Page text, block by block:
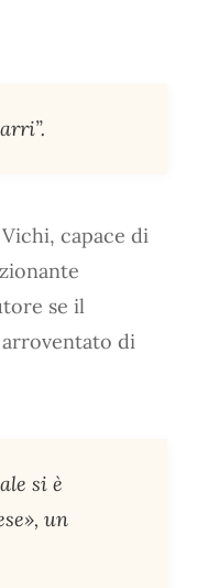
capace di
se il
di
si è
un